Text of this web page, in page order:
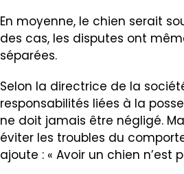
En moyenne, le chien serait
des cas, les disputes ont
séparées.
Selon la directrice de la
responsabilités liées à la
ne doit jamais être négligé.
éviter les troubles du
ajoute : « Avoir un chien n’est